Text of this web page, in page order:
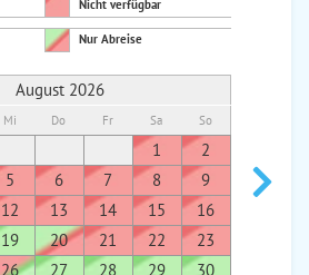
Nicht verfügbar
Nur Abreise
August 2026
Mi Do Fr Sa So
1
2
5 6 7 8
9
12 13 14 15
16
19 20 21 22
23
26 27 28 29
30
7